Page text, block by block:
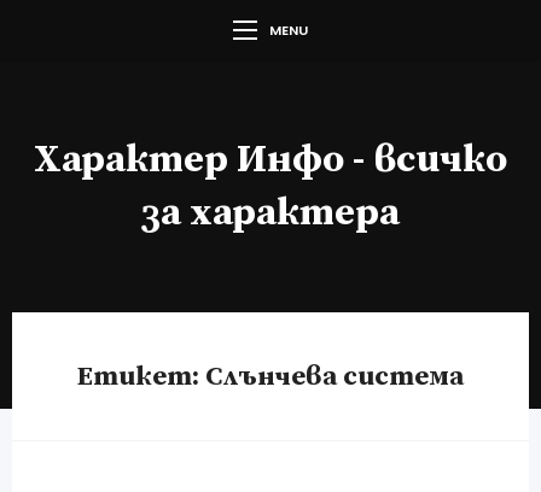
MENU
Характер Инфо - всичко
за характера
Етикет: Слънчева система